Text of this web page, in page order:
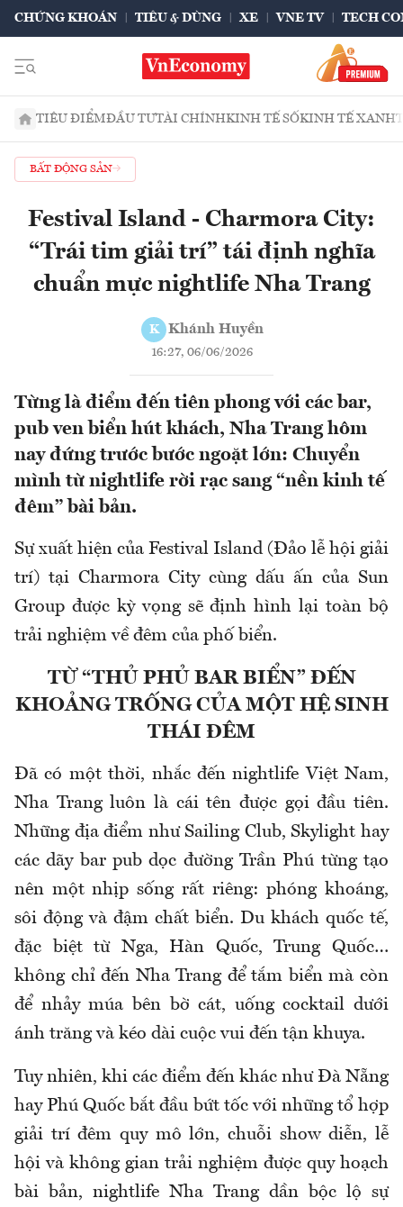
CHỨNG KHOÁN TIÊU & DÙNG XE VNE TV TECH
TIÊU ĐIỂMĐẦU TƯTÀI CHÍNHKINH TẾ SỐKINH TẾ XANH
BẤT ĐỘNG SẢN
Festival Island - Charmora City:
“Trái tim giải trí” tái định nghĩa
chuẩn mực nightlife Nha Trang
K Khánh Huyền
16:27, 06/06/2026
Từng là điểm đến tiên phong với các bar,
pub ven biển hút khách, Nha Trang hôm
nay đứng trước bước ngoặt lớn: Chuyển
mình từ nightlife rời rạc sang “nền kinh tế
đêm” bài bản.
Sự xuất hiện của Festival Island (Đảo lễ hội giải
trí) tại Charmora City cùng dấu ấn của Sun
Group được kỳ vọng sẽ định hình lại toàn bộ
trải nghiệm về đêm của phố biển.
TỪ “THỦ PHỦ BAR BIỂN” ĐẾN
KHOẢNG TRỐNG CỦA MỘT HỆ SINH
THÁI ĐÊM
Đã có một thời, nhắc đến nightlife Việt Nam,
Nha Trang luôn là cái tên được gọi đầu tiên.
Những địa điểm như Sailing Club, Skylight hay
các dãy bar pub dọc đường Trần Phú từng tạo
nên một nhịp sống rất riêng: phóng khoáng,
sôi động và đậm chất biển. Du khách quốc tế,
đặc biệt từ Nga, Hàn Quốc, Trung Quốc…
không chỉ đến Nha Trang để tắm biển mà còn
để nhảy múa bên bờ cát, uống cocktail dưới
ánh trăng và kéo dài cuộc vui đến tận khuya.
Tuy nhiên, khi các điểm đến khác như Đà Nẵng
hay Phú Quốc bắt đầu bứt tốc với những tổ hợp
giải trí đêm quy mô lớn, chuỗi show diễn, lễ
hội và không gian trải nghiệm được quy hoạch
bài bản, nightlife Nha Trang dần bộc lộ sự